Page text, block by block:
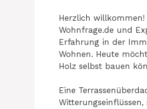
Herzlich
Wohnfrage.de und
Erfahrung in der
Wohnen. Heute
Holz selbst bauen
Eine